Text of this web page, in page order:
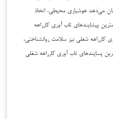
می‌دهد هوشیاری محیطی، اتخاذ
پیشایندهای تاب آوری کارراهه
کارراهه شغلی نیز سلامت روانشناختی،
پسایندهای تاب آوری کارراهه شغلی